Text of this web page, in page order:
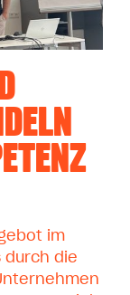
im
durch die